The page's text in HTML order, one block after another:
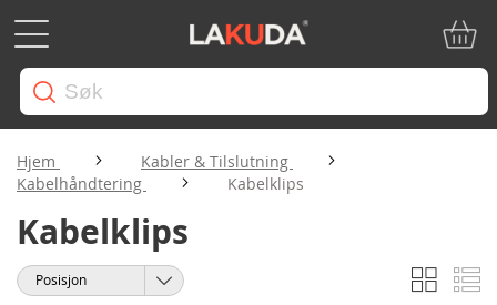
Hjem
Kabler & Tilslutning
Kabelhåndtering
Kabelklips
Kabelklips
Vise
som
Sorter